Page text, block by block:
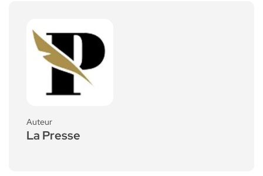
Auteur
La Presse